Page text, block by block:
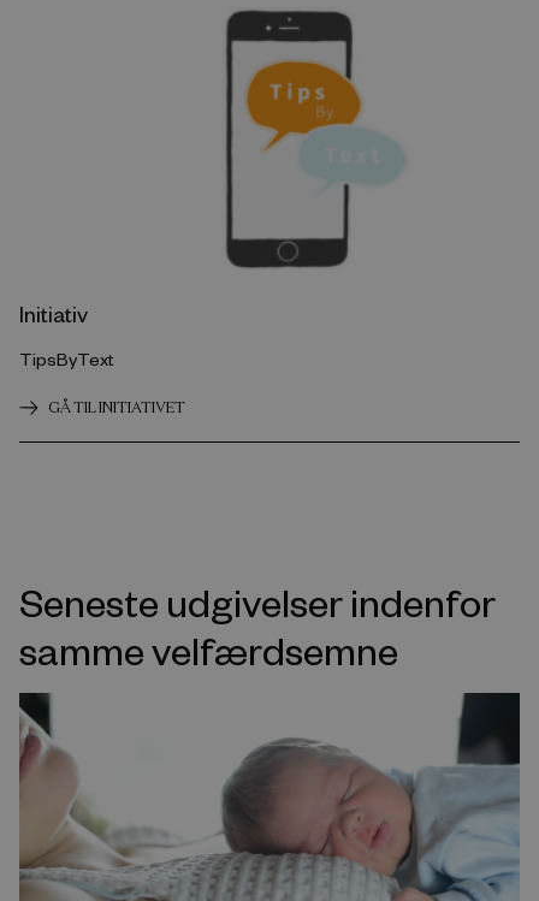
Initiativ
TipsByText
GÅ TIL INITIATIVET
Seneste udgivelser indenfor
samme velfærdsemne